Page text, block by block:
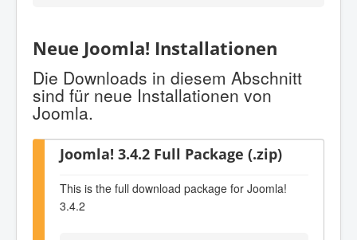
Neue Joomla! Installationen
Die Downloads in diesem Abschnitt
sind für neue Installationen von
Joomla.
Joomla! 3.4.2 Full Package (.zip)
This is the full download package for Joomla!
3.4.2